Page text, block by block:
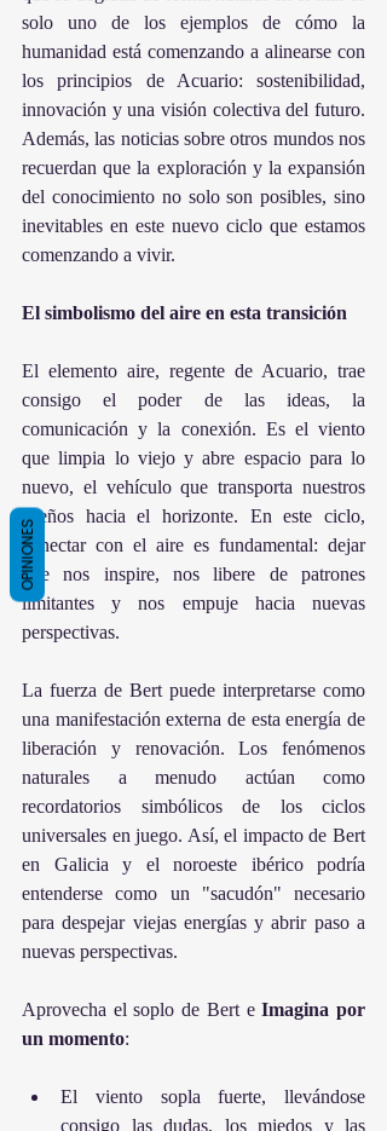
solo uno de los ejemplos de cómo la
humanidad está comenzando a alinearse con
los principios de Acuario: sostenibilidad,
innovación y una visión colectiva del futuro.
Además, las noticias sobre otros mundos nos
recuerdan que la exploración y la expansión
del conocimiento no solo son posibles, sino
inevitables en este nuevo ciclo que estamos
comenzando a vivir.
El simbolismo del aire en esta transición
El elemento aire, regente de Acuario, trae
consigo el poder de las ideas, la
comunicación y la conexión. Es el viento
que limpia lo viejo y abre espacio para lo
nuevo, el vehículo que transporta nuestros
sueños hacia el horizonte. En este ciclo,
conectar con el aire es fundamental: dejar
que nos inspire, nos libere de patrones
limitantes y nos empuje hacia nuevas
perspectivas.
La fuerza de Bert puede interpretarse como
una manifestación externa de esta energía de
liberación y renovación. Los fenómenos
naturales a menudo actúan como
recordatorios simbólicos de los ciclos
universales en juego. Así, el impacto de Bert
en Galicia y el noroeste ibérico podría
entenderse como un "sacudón" necesario
para despejar viejas energías y abrir paso a
nuevas perspectivas.
Aprovecha el soplo de Bert e Imagina por
un momento:
El viento sopla fuerte, llevándose
consigo las dudas, los miedos y las
OPINIONES